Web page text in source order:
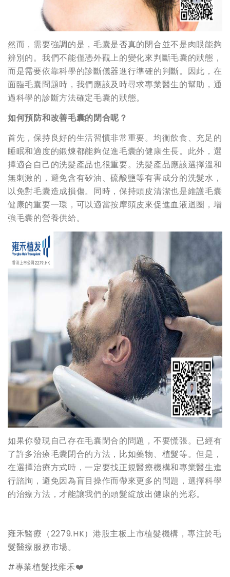
然而，需要強調的是，毛囊是否真的閉合並不是肉眼能夠
辨別的。我們不能僅憑外觀上的變化來判斷毛囊的狀態，
而是需要依靠科學的診斷儀器進行準確的判斷。因此，在
面臨毛囊問題時，我們應該及時尋求專業醫生的幫助，通
過科學的診斷方法確定毛囊的狀態。
如何預防和改善毛囊的閉合呢？
首先，保持良好的生活習慣非常重要。均衡飲食、充足的
睡眠和適度的鍛煉都能夠促進毛囊的健康生長。此外，選
擇適合自己的洗髮產品也很重要。洗髮產品應該選擇溫和
無刺激的，避免含有矽油、硫酸鹽等有害成分的洗髮水，
以免對毛囊造成損傷。同時，保持頭皮清潔也是維護毛囊
健康的重要一環，可以適當按摩頭皮來促進血液迴圈，增
強毛囊的營養供給。
如果你發現自己存在毛囊閉合的問題，不要慌張。已經有
了許多治療毛囊閉合的方法，比如藥物、植髮等。但是，
在選擇治療方式時，一定要找正規醫療機構和專業醫生進
行諮詢，避免因為盲目操作而帶來更多的問題，選擇科學
的治療方法，才能讓我們的頭髮綻放出健康的光彩。
雍禾醫療（2279.HK）港股主板上市植髮機構，專注於毛
髮醫療服務市場。
#專業植髮找雍禾❤️